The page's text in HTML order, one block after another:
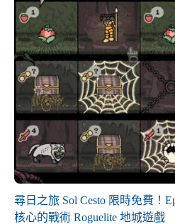
尋日之旅 Sol Cesto 限時免費！
核心的戰術 Roguelite 地城遊戲